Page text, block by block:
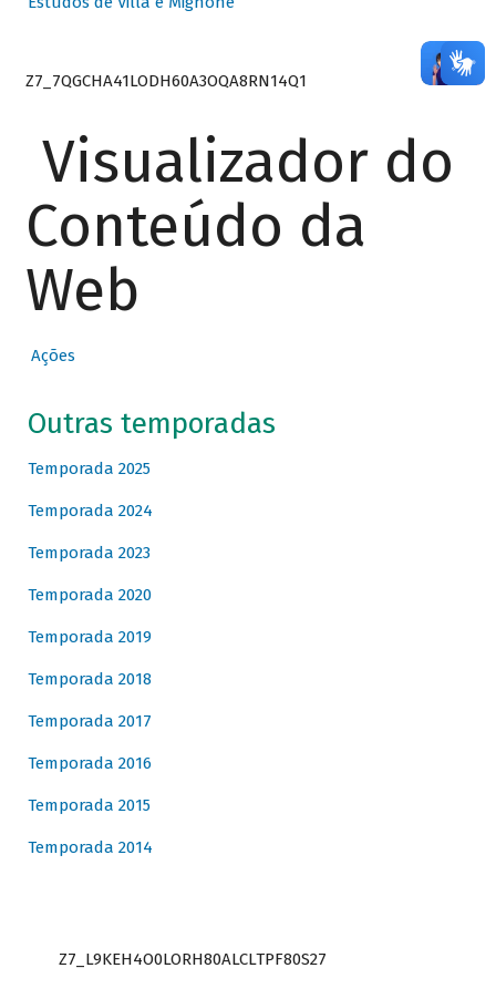
Z7_7QGCHA41LODH60A3OQA8RN14Q1
Visualizador do
Conteúdo da
Web
Ações
Outras temporadas
Temporada 2025
Temporada 2024
Temporada 2023
Temporada 2020
Temporada 2019
Temporada 2018
Temporada 2017
Temporada 2016
Temporada 2015
Temporada 2014
Z7_L9KEH4O0LORH80ALCLTPF80S27